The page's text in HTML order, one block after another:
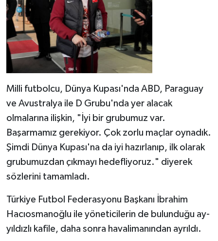
Milli futbolcu, Dünya Kupası'nda ABD, Paraguay
ve Avustralya ile D Grubu'nda yer alacak
olmalarına ilişkin, "İyi bir grubumuz var.
Başarmamız gerekiyor. Çok zorlu maçlar oynadık.
Şimdi Dünya Kupası'na da iyi hazırlanıp, ilk olarak
grubumuzdan çıkmayı hedefliyoruz." diyerek
sözlerini tamamladı.
Türkiye Futbol Federasyonu Başkanı İbrahim
Hacıosmanoğlu ile yöneticilerin de bulunduğu ay-
yıldızlı kafile, daha sonra havalimanından ayrıldı.